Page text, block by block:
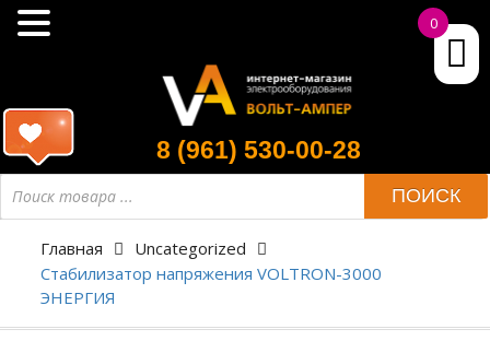
8 (961) 530-00-28
ПОИСК
Главная
Uncategorized
Cтабилизатор напряжения VOLTRON-3000
ЭНЕРГИЯ
0